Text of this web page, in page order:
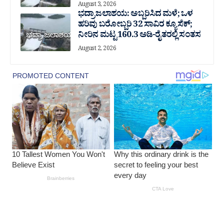
August 3, 2026
ಭದ್ರಾ ಜಲಾಶಯ: ಅಬ್ಬರಿಸಿದ ಮಳೆ; ಒಳ
ಹರಿವು ಬರೋಬ್ಬರಿ 32 ಸಾವಿರ‌ ಕ್ಯೂಸೆಕ್;
ನೀರಿನ ಮಟ್ಟ 160.3 ಅಡಿ-ರೈತರಲ್ಲಿ ಸಂತಸ
August 2, 2026